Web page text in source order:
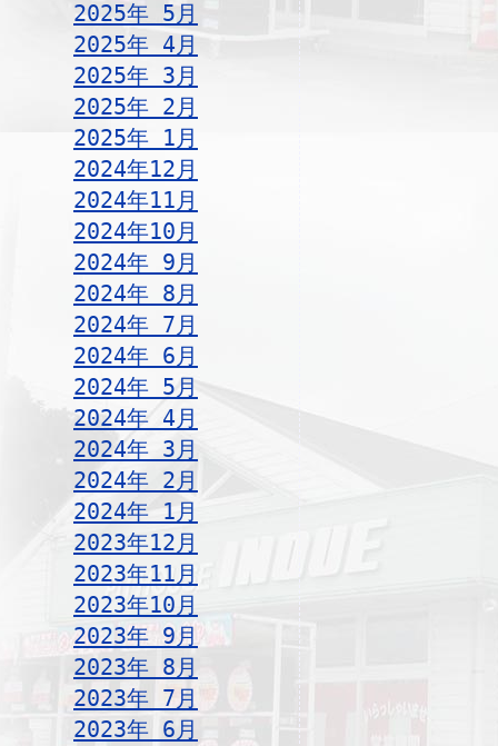
2025年 5月
2025年 4月
2025年 3月
2025年 2月
2025年 1月
2024年12月
2024年11月
2024年10月
2024年 9月
2024年 8月
2024年 7月
2024年 6月
2024年 5月
2024年 4月
2024年 3月
2024年 2月
2024年 1月
2023年12月
2023年11月
2023年10月
2023年 9月
2023年 8月
2023年 7月
2023年 6月